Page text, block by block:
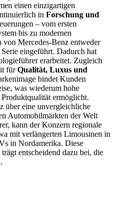
einen einzigartigen
in Forschung und
– vom ersten
bis zu modernen
von Mercedes-Benz entweder
eingeführt. Dadurch hat
erarbeitet. Zugleich
fürQualität, Luxus und
bindet Kunden
was wiederum hohe
ermöglicht.
über eine unvergleichliche
Automobilmärkten der Welt
kann der Konzern regionale
mit verlängerten Limousinen in
in Nordamerika. Diese
entscheidend dazu bei, die